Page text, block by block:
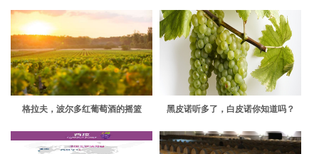
格拉夫，波尔多红葡萄酒的摇篮 黑皮诺听多了，白皮诺你知道吗？